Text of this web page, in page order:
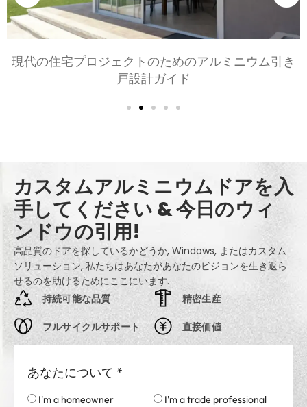
寝室とリビングルーム用のアルミニウムドアの選択:
快適, スタイル, とプライバシー
カスタムアルミニウムドアを入
手してください & 今日のウィ
ンドウの引用!
高品質のドアを探しているかどうか, Windows, またはカスタム
ソリューション, 私たちはあなたがあなたのビジョンを生き返ら
せるのを助けるためにここにいます.
持続可能な品質
フルサイクルサポート
精密生産
直接価値
あなたについて *
I'm a homeowner I'm a trade professional